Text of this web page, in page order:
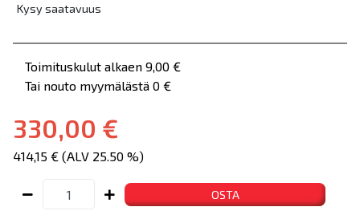
Kysy saatavuus
Toimituskulut alkaen 9,00 €
Tai nouto myymälästä 0 €
330,00 €
414,15 € (ALV 25.50 %)
OSTA